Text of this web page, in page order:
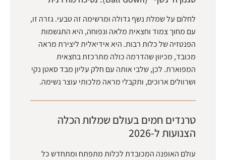
לחלום על שמלת נשף גדולה ומרשימה זה טבעי. גזרה זו,
עם מחוך צמוד וחצאית מלאה ונפוחה, היא התגשמות
הפנטזיה של כלות רבות. היא אידיאלית ליצירת מראה
מכובד, מכיוון שהדרמה כולה מתרכזת בחצאית
המפוארת. לכן, שלבי אותה עם חלק עליון מבד סאטן נקי
ושרוולים ארוכים, ותקבלי מראה מלכותי עוצר נשימה.
טרנדים חמים בעולם שמלות הכלה
הצנועות ל-2026
עולם האופנה המכובדת לכלות מתפתח ומתחדש כל